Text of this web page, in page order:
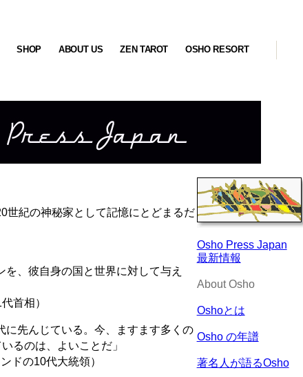
SHOP ABOUT US ZEN TAROT
OSHO RESORT
世紀の神秘家として記憶にとどまるだ
を、彼自身の国と世界に対して与え
首相）
に先んじている。今、ますます多くの
るのは、よいことだ」
ドの10代大統領）
Osho Press Japan
最新情報
About Osho
Oshoとは
Osho の年譜
著名人が語るOsho